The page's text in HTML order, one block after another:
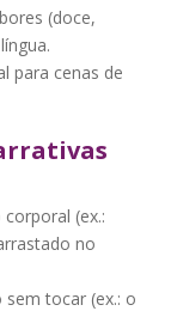
(doce,
para cenas de
(ex.:
no
tocar (ex.: o